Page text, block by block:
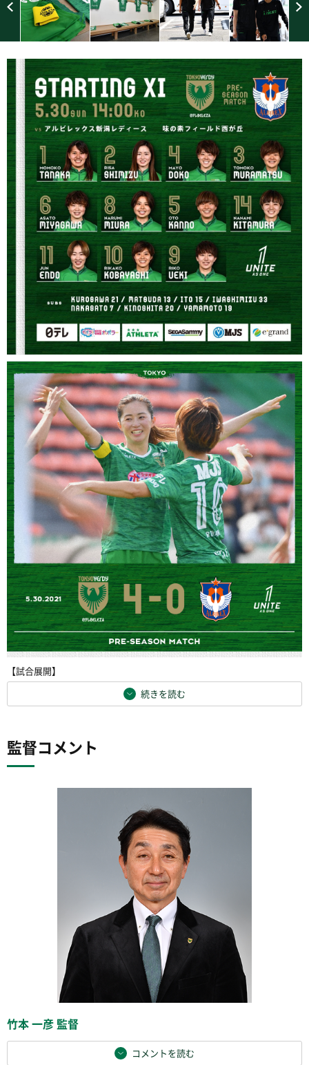
【試合展開】
続きを読む
監督コメント
竹本 一彦 監督
コメントを読む